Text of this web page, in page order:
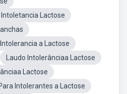
Lactose
a Lactose
Laudo Intolerânciaa Lactose
Lactose
Intolerantes a Lactose